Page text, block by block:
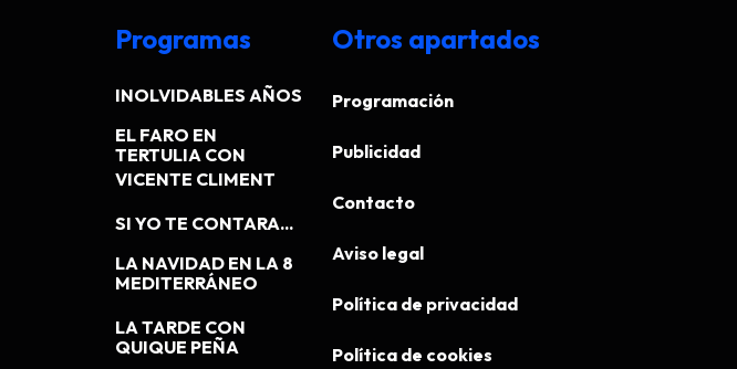
Programas
INOLVIDABLES AÑOS
EL FARO EN
TERTULIA CON
VICENTE CLIMENT
SI YO TE CONTARA...
LA NAVIDAD EN LA 8
MEDITERRÁNEO
LA TARDE CON
QUIQUE PEÑA
Otros apartados
Programación
Publicidad
Contacto
Aviso legal
Política de privacidad
Política de cookies